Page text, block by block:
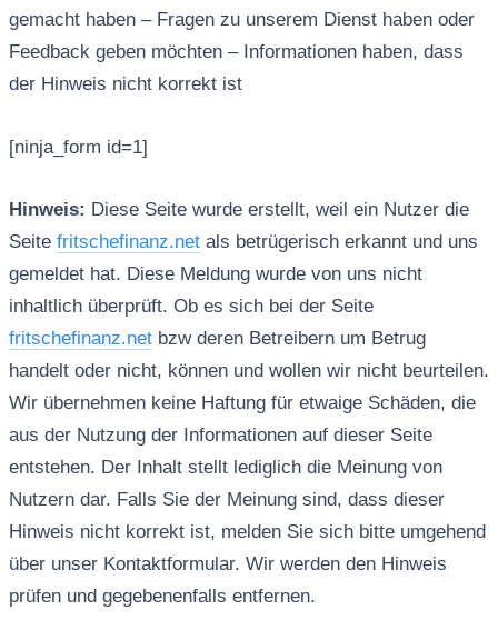
gemacht haben – Fragen zu unserem Dienst haben oder
Feedback geben möchten – Informationen haben, dass
der Hinweis nicht korrekt ist
[ninja_form id=1]
Hinweis: Diese Seite wurde erstellt, weil ein Nutzer die
Seite fritschefinanz.netals betrügerisch erkannt und uns
gemeldet hat. Diese Meldung wurde von uns nicht
inhaltlich überprüft. Ob es sich bei der Seite
fritschefinanz.netbzw deren Betreibern um Betrug
handelt oder nicht, können und wollen wir nicht beurteilen.
Wir übernehmen keine Haftung für etwaige Schäden, die
aus der Nutzung der Informationen auf dieser Seite
entstehen. Der Inhalt stellt lediglich die Meinung von
Nutzern dar. Falls Sie der Meinung sind, dass dieser
Hinweis nicht korrekt ist, melden Sie sich bitte umgehend
über unser Kontaktformular. Wir werden den Hinweis
prüfen und gegebenenfalls entfernen.